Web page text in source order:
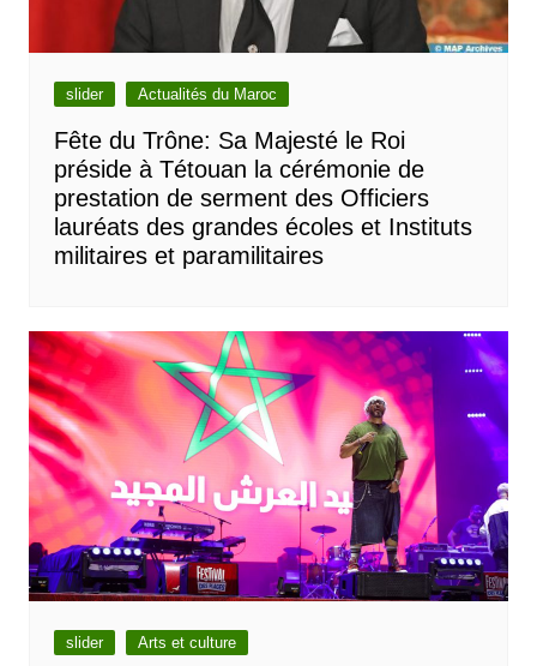
slider Actualités du Maroc
Fête du Trône: Sa Majesté le Roi
préside à Tétouan la cérémonie de
prestation de serment des Officiers
lauréats des grandes écoles et Instituts
militaires et paramilitaires
slider Arts et culture